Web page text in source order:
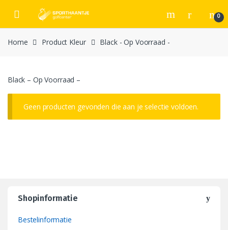
navigation
content
0
Home Product Kleur Black - Op Voorraad -
Black – Op Voorraad –
Geen producten gevonden die aan je selectie voldoen.
Shopinformatie
Bestelinformatie